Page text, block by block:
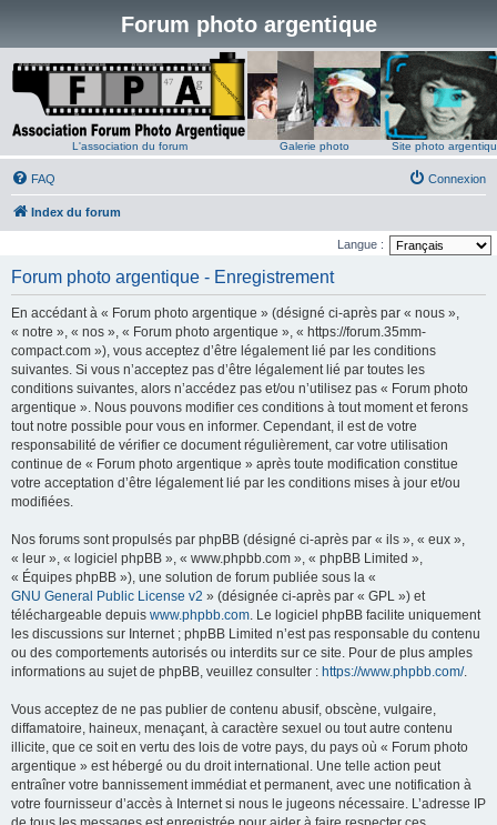
Forum photo argentique
L'association du forum Galerie photo Site photo
FAQ Connexion
Index du forum
Langue :
Forum photo argentique - Enregistrement
En accédant à « Forum photo argentique » (désigné ci-après par « nous »,
« notre », « nos », « Forum photo argentique », « https://forum.35mm-
compact.com »), vous acceptez d’être légalement lié par les conditions
suivantes. Si vous n’acceptez pas d’être légalement lié par toutes les
conditions suivantes, alors n’accédez pas et/ou n’utilisez pas « Forum photo
argentique ». Nous pouvons modifier ces conditions à tout moment et ferons
tout notre possible pour vous en informer. Cependant, il est de votre
responsabilité de vérifier ce document régulièrement, car votre utilisation
continue de « Forum photo argentique » après toute modification constitue
votre acceptation d’être légalement lié par les conditions mises à jour et/ou
modifiées.
Nos forums sont propulsés par phpBB (désigné ci-après par « ils », « eux »,
« leur », « logiciel phpBB », « www.phpbb.com », « phpBB Limited »,
« Équipes phpBB »), une solution de forum publiée sous la «
GNU General Public License v2 » (désignée ci-après par « GPL ») et
téléchargeable depuis www.phpbb.com. Le logiciel phpBB facilite uniquement
les discussions sur Internet ; phpBB Limited n’est pas responsable du contenu
ou des comportements autorisés ou interdits sur ce site. Pour de plus amples
informations au sujet de phpBB, veuillez consulter : https://www.phpbb.com/.
Vous acceptez de ne pas publier de contenu abusif, obscène, vulgaire,
diffamatoire, haineux, menaçant, à caractère sexuel ou tout autre contenu
illicite, que ce soit en vertu des lois de votre pays, du pays où « Forum photo
argentique » est hébergé ou du droit international. Une telle action peut
entraîner votre bannissement immédiat et permanent, avec une notification à
votre fournisseur d’accès à Internet si nous le jugeons nécessaire. L’adresse IP